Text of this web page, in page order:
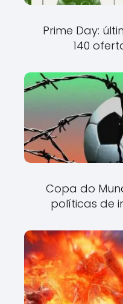
Prime Day:
140
Copa do
políticas de